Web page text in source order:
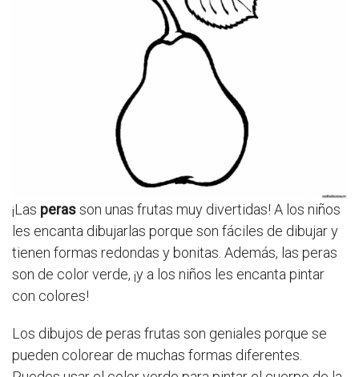
¡Las perasson unas frutas muy divertidas! A los niños
les encanta dibujarlas porque son fáciles de dibujar y
tienen formas redondas y bonitas. Además, las peras
son de color verde, ¡y a los niños les encanta pintar
con colores!
Los dibujos de peras frutas son geniales porque se
pueden colorear de muchas formas diferentes.